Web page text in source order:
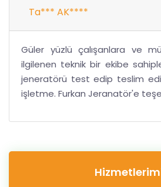
Ta*** AK****
Güler yüzlü çalışanlara ve
ilgilenen teknik bir ekibe
jeneratörü test edip teslim
işletme. Furkan Jeranatör'e